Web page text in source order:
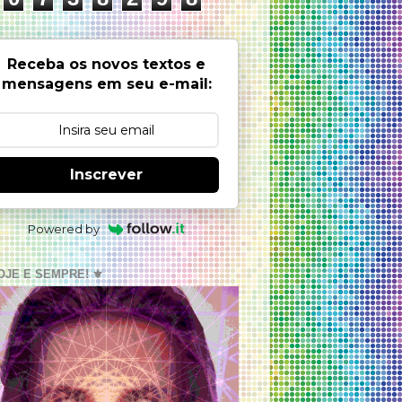
Receba os novos textos e
mensagens em seu e-mail:
Inscrever
Powered by
E SEMPRE! ⚜️